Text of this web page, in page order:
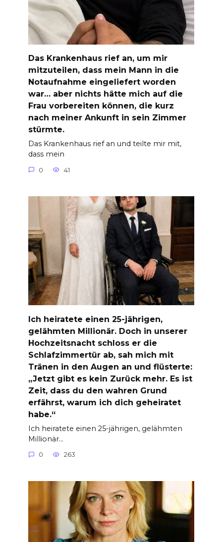
Das Krankenhaus rief an, um mir
mitzuteilen, dass mein Mann in die
Notaufnahme eingeliefert worden
war… aber nichts hätte mich auf die
Frau vorbereiten können, die kurz
nach meiner Ankunft in sein Zimmer
stürmte.
Das Krankenhaus rief an und teilte mir mit,
dass mein
0 41
Ich heiratete einen 25-jährigen,
gelähmten Millionär. Doch in unserer
Hochzeitsnacht schloss er die
Schlafzimmertür ab, sah mich mit
Tränen in den Augen an und flüsterte:
„Jetzt gibt es kein Zurück mehr. Es ist
Zeit, dass du den wahren Grund
erfährst, warum ich dich geheiratet
habe.“
Ich heiratete einen 25-jährigen, gelähmten
Millionär…
0 263